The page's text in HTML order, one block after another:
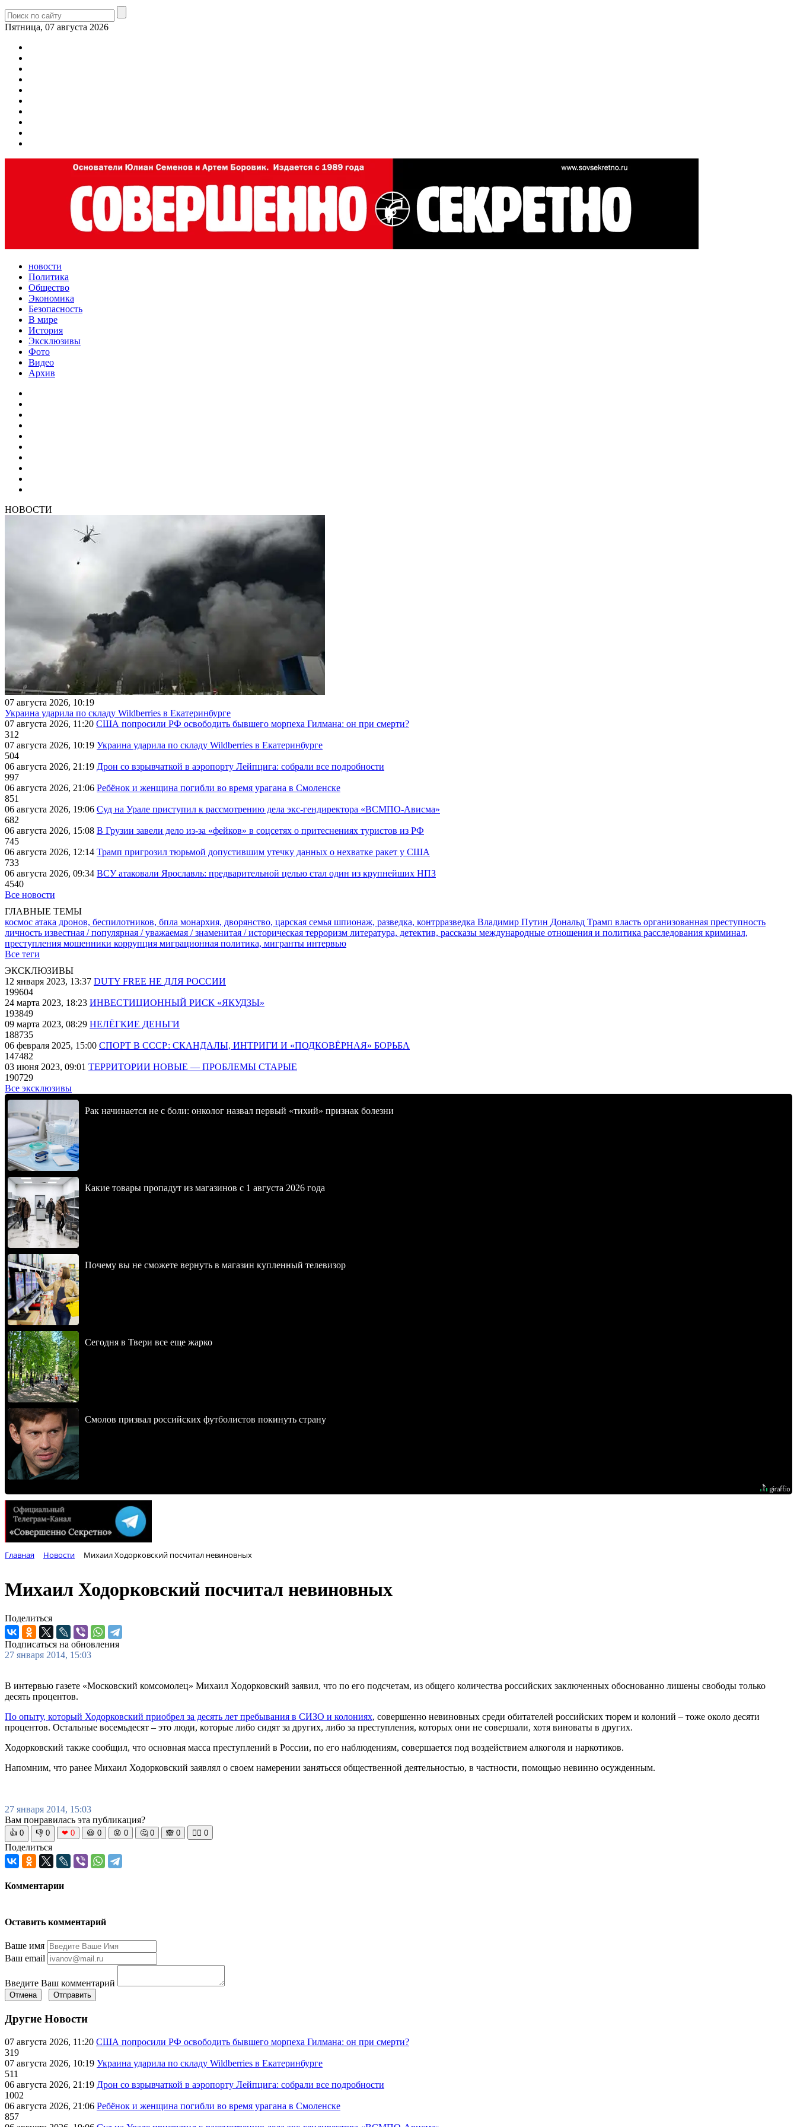
Пятница, 07 августа 2026
новости
Политика
Общество
Экономика
Безопасность
В мире
История
Эксклюзивы
Фото
Видео
Архив
НОВОСТИ
07 августа 2026, 10:19
Украина ударила по складу Wildberries в Екатеринбурге
07 августа 2026, 11:20 США попросили РФ освободить бывшего морпеха Гилмана: он при смерти?
312
07 августа 2026, 10:19 Украина ударила по складу Wildberries в Екатеринбурге
504
06 августа 2026, 21:19 Дрон со взрывчаткой в аэропорту Лейпцига: собрали все подробности
997
06 августа 2026, 21:06 Ребёнок и женщина погибли во время урагана в Смоленске
851
06 августа 2026, 19:06 Суд на Урале приступил к рассмотрению дела экс-гендиректора «ВСМПО-Ависма»
682
06 августа 2026, 15:08 В Грузии завели дело из-за «фейков» в соцсетях о притеснениях туристов из РФ
745
06 августа 2026, 12:14 Трамп пригрозил тюрьмой допустившим утечку данных о нехватке ракет у США
733
06 августа 2026, 09:34 ВСУ атаковали Ярославль: предварительной целью стал один из крупнейших НПЗ
4540
Все новости
ГЛАВНЫЕ ТЕМЫ
космос атака дронов, беспилотников, бпла монархия, дворянство, царская семья шпионаж, разведка, контрразведка Владимир Путин Дональд Трамп власть организованная преступность
личность известная / популярная / уважаемая / знаменитая / историческая терроризм литература, детектив, рассказы международные отношения и политика расследования криминал,
преступления мошенники коррупция миграционная политика, мигранты интервью
Все теги
ЭКСКЛЮЗИВЫ
12 января 2023, 13:37 DUTY FREE НЕ ДЛЯ РОССИИ
199604
24 марта 2023, 18:23 ИНВЕСТИЦИОННЫЙ РИСК «ЯКУДЗЫ»
193849
09 марта 2023, 08:29 НЕЛЁГКИЕ ДЕНЬГИ
188735
06 февраля 2025, 15:00 СПОРТ В СССР: СКАНДАЛЫ, ИНТРИГИ И «ПОДКОВЁРНАЯ» БОРЬБА
147482
03 июня 2023, 09:01 ТЕРРИТОРИИ НОВЫЕ — ПРОБЛЕМЫ СТАРЫЕ
190729
Все эксклюзивы
Рак начинается не с боли: онколог назвал первый «тихий» признак болезни
Какие товары пропадут из магазинов с 1 августа 2026 года
Почему вы не сможете вернуть в магазин купленный телевизор
Сегодня в Твери все еще жарко
Смолов призвал российских футболистов покинуть страну
Главная Новости Михаил Ходорковский посчитал невиновных
Михаил Ходорковский посчитал невиновных
Поделиться
Подписаться на обновления
27 января 2014, 15:03
В интервью газете «Московский комсомолец» Михаил Ходорковский заявил, что по его подсчетам, из общего количества российских заключенных обоснованно лишены свободы только
десять процентов.
По опыту, который Ходорковский приобрел за десять лет пребывания в СИЗО и колониях, совершенно невиновных среди обитателей российских тюрем и колоний – тоже около десяти
процентов. Остальные восемьдесят – это люди, которые либо сидят за других, либо за преступления, которых они не совершали, хотя виноваты в других.
Ходорковский также сообщил, что основная масса преступлений в России, по его наблюдениям, совершается под воздействием алкоголя и наркотиков.
Напомним, что ранее Михаил Ходорковский заявлял о своем намерении занятьсся общественной деятельностью, в частности, помощью невинно осужденным.
27 января 2014, 15:03
Вам понравилась эта публикация?
👍 0 👎 0 ❤ 0 😆 0 😡 0 🤔 0 🙈 0 🧘‍♀️ 0
Поделиться
Комментарии
Оставить комментарий
Ваше имя
Ваш email
Введите Ваш комментарий
Отмена Отправить
Другие Новости
07 августа 2026, 11:20 США попросили РФ освободить бывшего морпеха Гилмана: он при смерти?
319
07 августа 2026, 10:19 Украина ударила по складу Wildberries в Екатеринбурге
511
06 августа 2026, 21:19 Дрон со взрывчаткой в аэропорту Лейпцига: собрали все подробности
1002
06 августа 2026, 21:06 Ребёнок и женщина погибли во время урагана в Смоленске
857